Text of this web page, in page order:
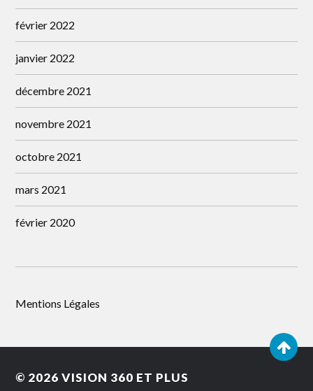
février 2022
janvier 2022
décembre 2021
novembre 2021
octobre 2021
mars 2021
février 2020
Mentions Légales
© 2026VISION 360 ET PLUS